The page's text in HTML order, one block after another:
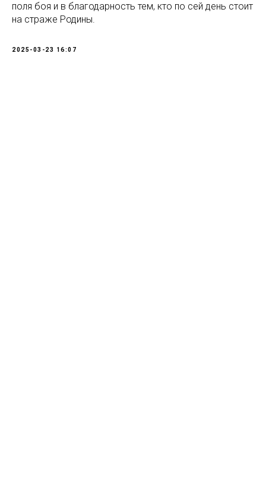
поля боя и в благодарность тем, кто по сей день стоит
на страже Родины.
2025-03-23 16:07